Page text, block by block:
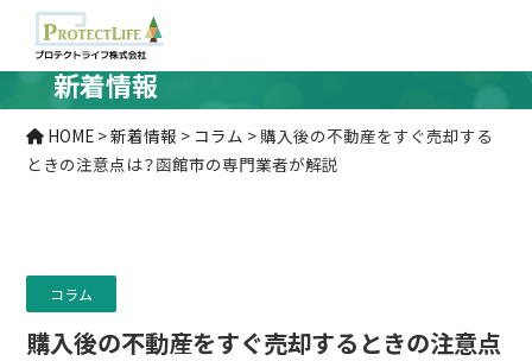
新着情報
HOME >新着情報 > コラム > 購入後の不動産をすぐ売却する
ときの注意点は？函館市の専門業者が解説
コラム
購入後の不動産をすぐ売却するときの注意点